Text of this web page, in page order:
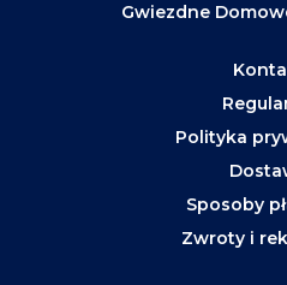
Gwiezdne
Polityka
Sposoby
Zwroty i